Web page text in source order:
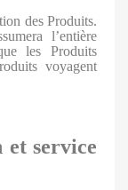
des Produits.
l’entière
les Produits
voyagent
service